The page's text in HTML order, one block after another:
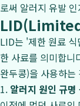
로써 알러지 유발
LID는 '제한 원료
한 사료를 의미합니
완두콩)을 사용하
1. 알러지 원인 규명